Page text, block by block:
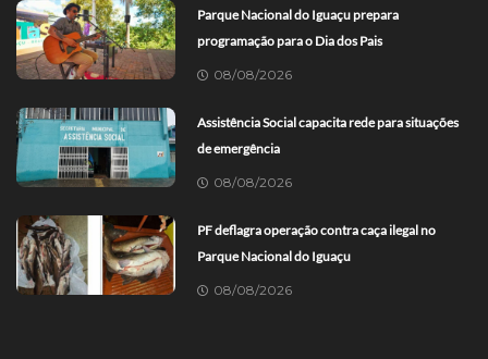
Parque Nacional do Iguaçu prepara
programação para o Dia dos Pais
08/08/2026
Assistência Social capacita rede para situações
de emergência
08/08/2026
PF deflagra operação contra caça ilegal no
Parque Nacional do Iguaçu
08/08/2026